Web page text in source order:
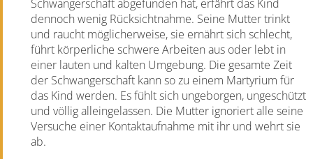
Schwangerschaft abgefunden hat, erfährt das Kind
dennoch wenig Rücksichtnahme. Seine Mutter trinkt
und raucht möglicherweise, sie ernährt sich schlecht,
führt körperliche schwere Arbeiten aus oder lebt in
einer lauten und kalten Umgebung. Die gesamte Zeit
der Schwangerschaft kann so zu einem Martyrium für
das Kind werden. Es fühlt sich ungeborgen, ungeschützt
und völlig alleingelassen. Die Mutter ignoriert alle seine
Versuche einer Kontaktaufnahme mit ihr und wehrt sie
ab.